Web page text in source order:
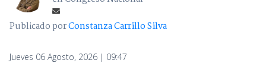
Publicado porConstanza Carrillo Silva
Jueves 06 Agosto, 2026 | 09:47